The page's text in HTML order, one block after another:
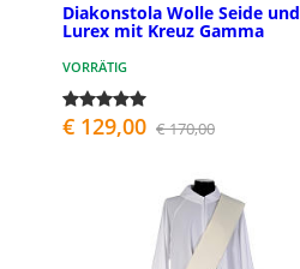
Diakonstola Wolle Seide und
Lurex mit Kreuz Gamma
VORRÄTIG
€ 129,00 € 170,00